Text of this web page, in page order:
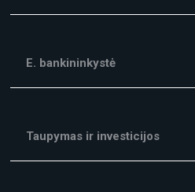
E. bankininkystė
Taupymas ir investicijos